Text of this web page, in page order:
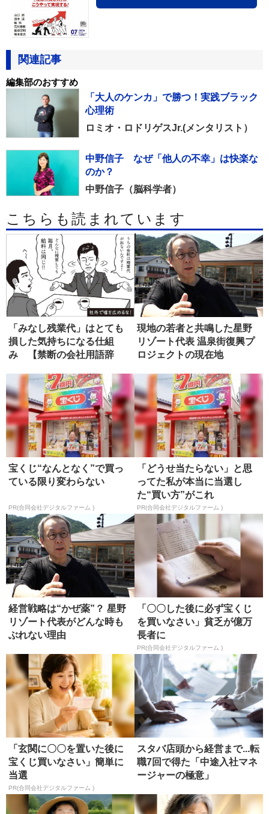
関連記事
編集部のおすすめ
「大人のケンカ」で勝つ！実践ブラック
心理術
ロミオ・ロドリゲスJr.(メンタリスト）
中野信子 なぜ「他人の不幸」は快楽な
のか？
中野信子（脳科学者）
こちらも読まれています
「みなし残業代」はとても
損した気持ちになる仕組
み 【禁断の会社用語辞
現地の若者と共鳴した星野
リゾート代表 温泉街復興プ
ロジェクトの現在地
宝くじ“なんとなく”で買っ
ている限り変わらない
PR(合同会社デジタルファーム )
「どうせ当たらない」と思
ってた私が本当に当選し
た“買い方”がこれ
PR(合同会社デジタルファーム )
経営戦略は“かぜ薬”？ 星野
リゾート代表がどんな時も
ぶれない理由
「〇〇した後に必ず宝くじ
を買いなさい」貧乏が億万
長者に
PR(合同会社デジタルファーム )
「玄関に〇〇を置いた後に
宝くじ買いなさい」簡単に
当選
PR(合同会社デジタルファーム )
スタバ店頭から経営まで...転
職7回で得た「中途入社マネ
ージャーの極意」